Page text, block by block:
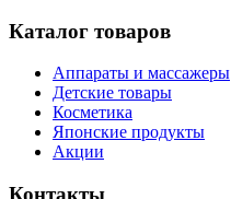
Каталог товаров
Аппараты и массажеры
Детские товары
Косметика
Японские продукты
Акции
Контакты